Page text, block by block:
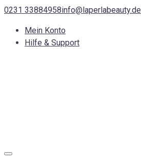
0231 33884958info@laperlabeauty.de
Mein Konto
Hilfe & Support